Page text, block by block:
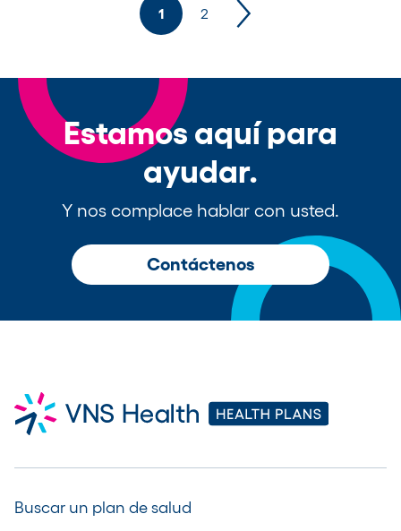
1 2
Estamos aquí para
ayudar.
Y nos complace hablar con usted.
Contáctenos
Buscar un plan de salud